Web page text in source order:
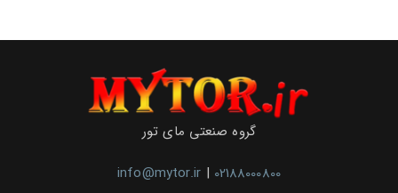
گروه صنعتی مای تور
info@mytor.ir | 02188000800